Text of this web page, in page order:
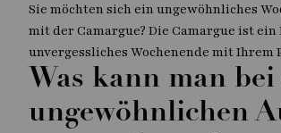
Sie möchten sich ein ungewöhnliches
mit der Camargue? Die Camargue ist
unvergessliches Wochenende mit
Was kann man
ungewöhnlichen